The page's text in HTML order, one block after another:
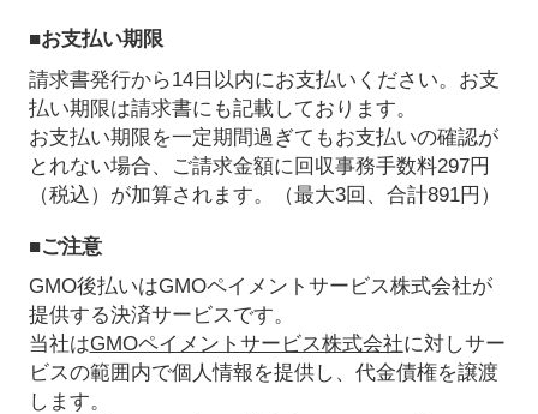
■お支払い期限
請求書発行から14日以内にお支払いください。お支
払い期限は請求書にも記載しております。
お支払い期限を一定期間過ぎてもお支払いの確認が
とれない場合、ご請求金額に回収事務手数料297円
（税込）が加算されます。（最大3回、合計891円）
■ご注意
GMO後払いはGMOペイメントサービス株式会社が
提供する決済サービスです。
当社はGMOペイメントサービス株式会社に対しサー
ビスの範囲内で個人情報を提供し、代金債権を譲渡
します。